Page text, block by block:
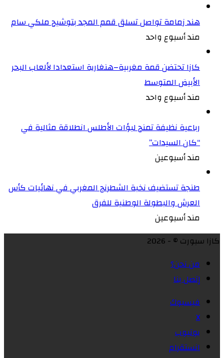
هند زمامة تواصل تسلق قمم المجد بتوشيح ملكي سام
مند أسبوع واحد
كازا تحتضن قمة مغربية–هنغارية استعدادا لألعاب البحر
الأبيض المتوسط
مند أسبوع واحد
رباعية نظيفة تمنح لبؤات الأطلس انطلاقة مثالية في
“كان السيدات”
مند أسبوعين
طنجة تستضيف نخبة الشطرنج المغربي في نهائيات كأس
العرش والبطولة الوطنية للفرق
مند أسبوعين
كازا سبورت © - 2026
من نحن؟
إتصل بنا
فيسبوك
X
يوتيوب
انستقرام